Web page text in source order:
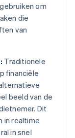
om
die
van
Traditionele
financiële
beeld van de
Dit
in realtime
in snel